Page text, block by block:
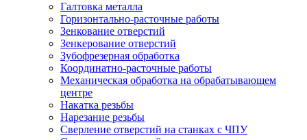
Галтовка металла
Горизонтально-расточные работы
Зенкование отверстий
Зенкерование отверстий
Зубофрезерная обработка
Координатно-расточные работы
Механическая обработка на обрабатывающем
центре
Накатка резьбы
Нарезание резьбы
Сверление отверстий на станках с ЧПУ